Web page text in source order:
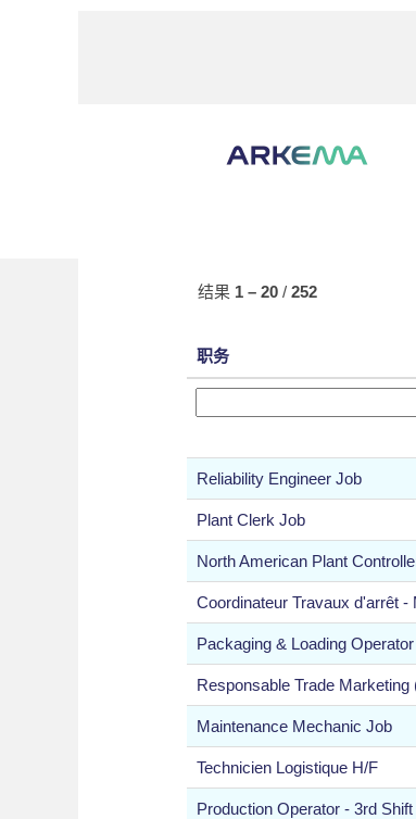
结果 1 – 20 / 252
职务
Reliability Engineer Job
Plant Clerk Job
North American Plant
Coordinateur Travaux d'arrêt
Packaging & Loading
Responsable Trade Marketing
Maintenance Mechanic Job
Technicien Logistique H/F
Production Operator - 3rd